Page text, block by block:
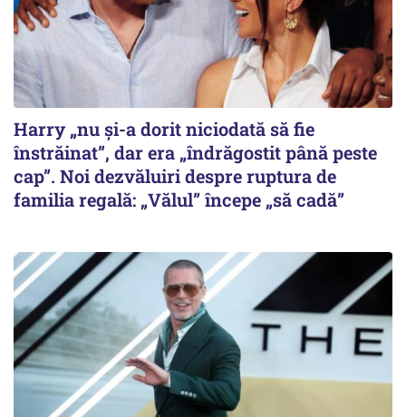
Harry „nu și-a dorit niciodată să fie
înstrăinat”, dar era „îndrăgostit până peste
cap”. Noi dezvăluiri despre ruptura de
familia regală: „Vălul” începe „să cadă”